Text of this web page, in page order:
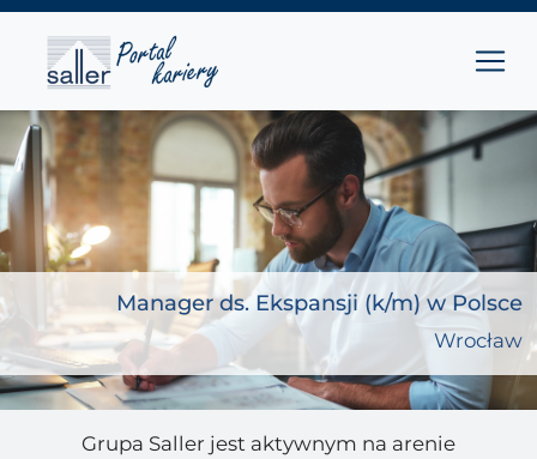
Przejdź do treści
Main Navigation
Manager ds. Ekspansji (k/m) w Polsce
Wrocław
Grupa Saller jest aktywnym na arenie